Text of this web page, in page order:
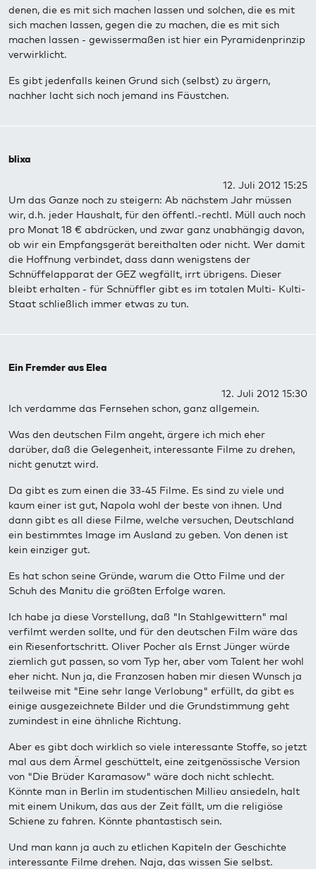
denen, die es mit sich machen lassen und solchen, die es mit
sich machen lassen, gegen die zu machen, die es mit sich
machen lassen - gewissermaßen ist hier ein Pyramidenprinzip
verwirklicht.
Es gibt jedenfalls keinen Grund sich (selbst) zu ärgern,
nachher lacht sich noch jemand ins Fäustchen.
blixa
12. Juli 2012 15:25
Um das Ganze noch zu steigern: Ab nächstem Jahr müssen
wir, d.h. jeder Haushalt, für den öffentl.-rechtl. Müll auch noch
pro Monat 18 € abdrücken, und zwar ganz unabhängig davon,
ob wir ein Empfangsgerät bereithalten oder nicht. Wer damit
die Hoffnung verbindet, dass dann wenigstens der
Schnüffelapparat der GEZ wegfällt, irrt übrigens. Dieser
bleibt erhalten - für Schnüffler gibt es im totalen Multi- Kulti-
Staat schließlich immer etwas zu tun.
Ein Fremder aus Elea
12. Juli 2012 15:30
Ich verdamme das Fernsehen schon, ganz allgemein.
Was den deutschen Film angeht, ärgere ich mich eher
darüber, daß die Gelegenheit, interessante Filme zu drehen,
nicht genutzt wird.
Da gibt es zum einen die 33-45 Filme. Es sind zu viele und
kaum einer ist gut, Napola wohl der beste von ihnen. Und
dann gibt es all diese Filme, welche versuchen, Deutschland
ein bestimmtes Image im Ausland zu geben. Von denen ist
kein einziger gut.
Es hat schon seine Gründe, warum die Otto Filme und der
Schuh des Manitu die größten Erfolge waren.
Ich habe ja diese Vorstellung, daß "In Stahlgewittern" mal
verfilmt werden sollte, und für den deutschen Film wäre das
ein Riesenfortschritt. Oliver Pocher als Ernst Jünger würde
ziemlich gut passen, so vom Typ her, aber vom Talent her wohl
eher nicht. Nun ja, die Franzosen haben mir diesen Wunsch ja
teilweise mit "Eine sehr lange Verlobung" erfüllt, da gibt es
einige ausgezeichnete Bilder und die Grundstimmung geht
zumindest in eine ähnliche Richtung.
Aber es gibt doch wirklich so viele interessante Stoffe, so jetzt
mal aus dem Ärmel geschüttelt, eine zeitgenössische Version
von "Die Brüder Karamasow" wäre doch nicht schlecht.
Könnte man in Berlin im studentischen Millieu ansiedeln, halt
mit einem Unikum, das aus der Zeit fällt, um die religiöse
Schiene zu fahren. Könnte phantastisch sein.
Und man kann ja auch zu etlichen Kapiteln der Geschichte
interessante Filme drehen. Naja, das wissen Sie selbst.